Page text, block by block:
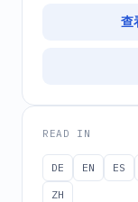
查
READ IN
DE EN ES
ZH